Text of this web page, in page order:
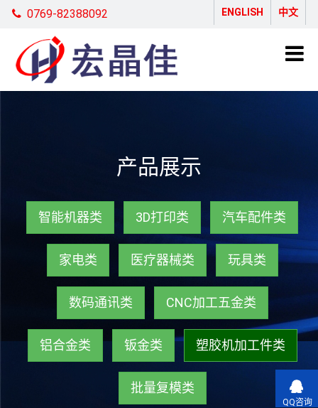
ENGLISH 中文
0769-82388092
产品展示
智能机器类 3D打印类 汽车配件类
家电类 医疗器械类 玩具类
数码通讯类 CNC加工五金类
铝合金类 钣金类 塑胶机加工件类
批量复模类
QQ咨询